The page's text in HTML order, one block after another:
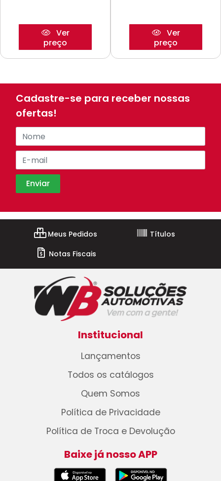
Ver
preço
Ver
preço
Cadastre-se para receber nossas
ofertas!
Meus Pedidos
Títulos
Notas Fiscais
Institucional
Lançamentos
Todos os catálogos
Quem Somos
Política de Privacidade
Política de Troca e Devolução
Baixe já nosso APP